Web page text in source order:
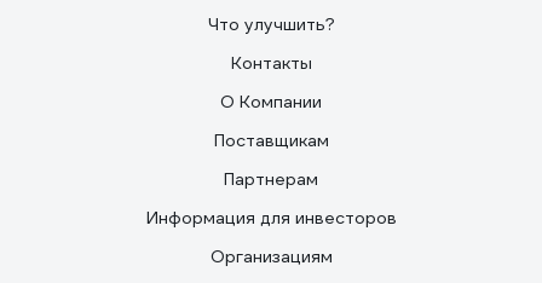
Что улучшить?
Контакты
О Компании
Поставщикам
Партнерам
Информация для инвесторов
Организациям